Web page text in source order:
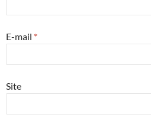
E-mail *
Site